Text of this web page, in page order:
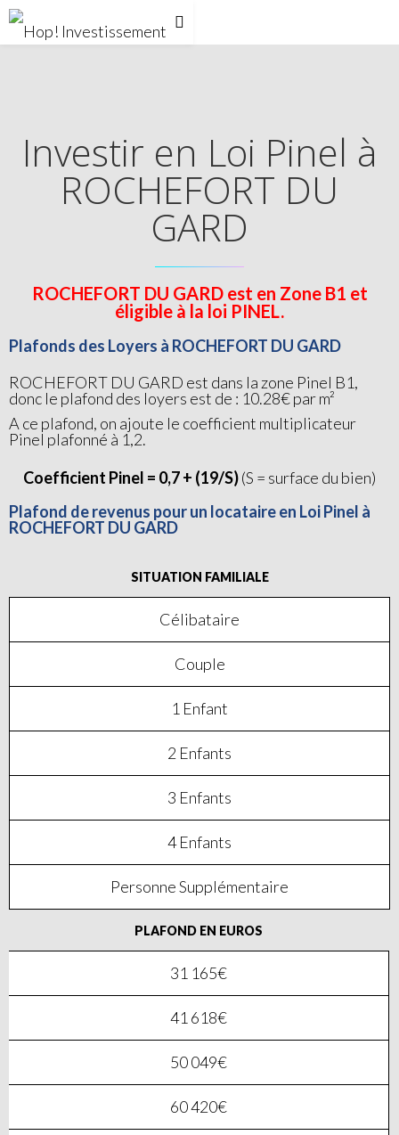
Investir en Loi Pinel à
ROCHEFORT DU
GARD
ROCHEFORT DU GARD est en Zone B1 et
éligible à la loi PINEL.
Plafonds des Loyers à ROCHEFORT DU GARD
ROCHEFORT DU GARD est dans la zone Pinel B1,
donc le plafond des loyers est de : 10.28€ par m²
A ce plafond, on ajoute le coefficient multiplicateur
Pinel plafonné à 1,2.
Coefficient Pinel = 0,7 + (19/S)(S = surface du bien)
Plafond de revenus pour un locataire en Loi Pinel à
ROCHEFORT DU GARD
SITUATION FAMILIALE
Célibataire
Couple
1 Enfant
2 Enfants
3 Enfants
4 Enfants
Personne Supplémentaire
PLAFOND EN EUROS
31 165€
41 618€
50 049€
60 420€